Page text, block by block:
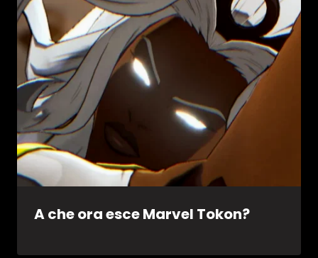
A che ora esce Marvel Tokon?